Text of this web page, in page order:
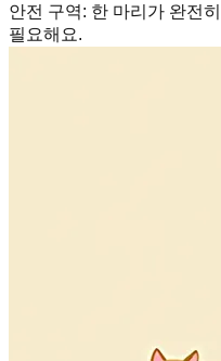
안전 구역: 한 마리가 완전
필요해요.